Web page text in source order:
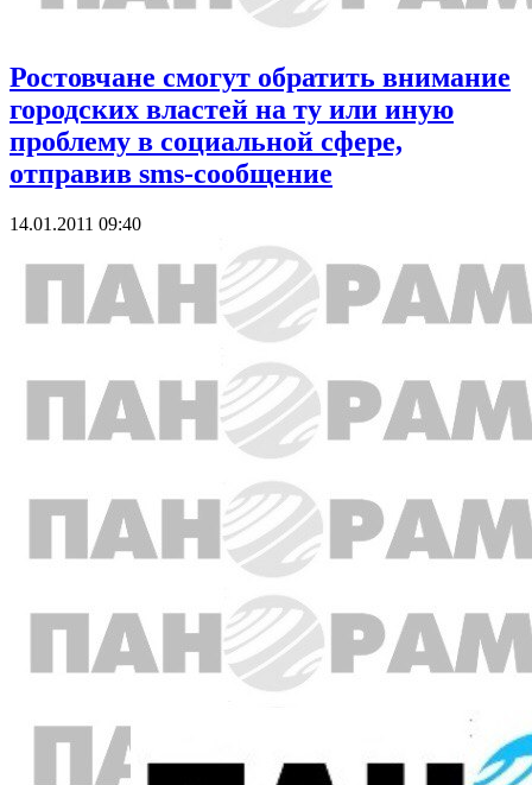
Ростовчане смогут обратить внимание
городских властей на ту или иную
проблему в социальной сфере,
отправив sms-сообщение
14.01.2011 09:40